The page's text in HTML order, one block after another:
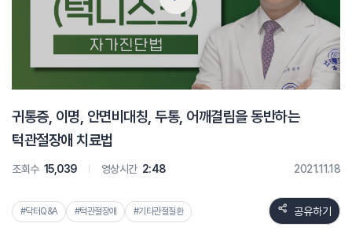
귀통증, 이명, 안면비대칭, 두통, 어깨결림을 동반하는
턱관절장애 치료법
조회수 15,039 영상시간 2:48 2021.11.18
#닥터Q&A #턱관절장애 #기타관절질환 공유하기